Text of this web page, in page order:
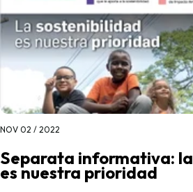
NOV 02 / 2022
Separata informativa:
es nuestra prioridad